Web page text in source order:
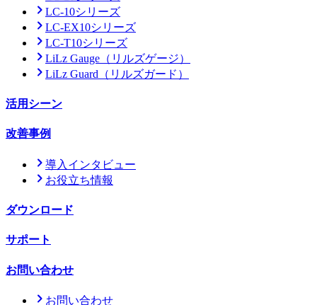
LC-10シリーズ
LC-EX10シリーズ
LC-T10シリーズ
LiLz Gauge （リルズゲージ）
LiLz Guard （リルズガード）
活用シーン
改善事例
導入インタビュー
お役立ち情報
ダウンロード
サポート
お問い合わせ
お問い合わせ